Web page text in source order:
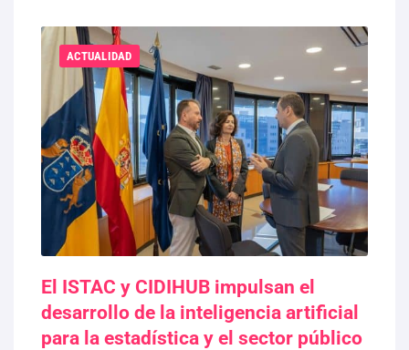
ACTUALIDAD
El ISTAC y CIDIHUB impulsan el
desarrollo de la inteligencia artificial
para la estadística y el sector público